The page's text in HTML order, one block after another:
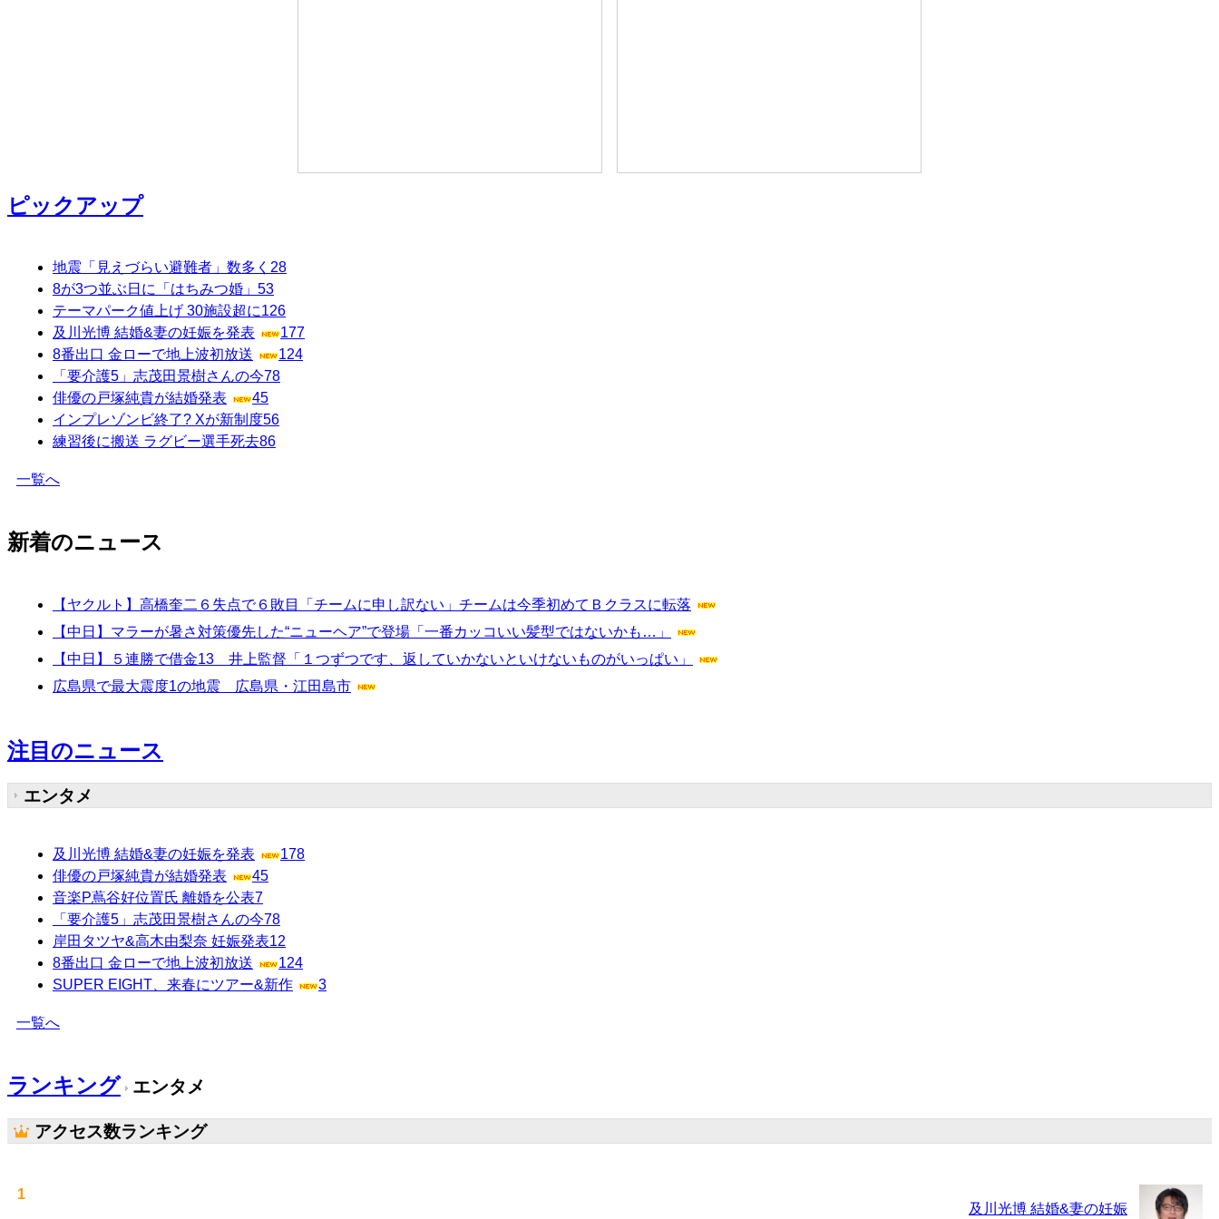
ピックアップ
地震「見えづらい避難者」数多く 28
8が3つ並ぶ日に「はちみつ婚」 53
テーマパーク値上げ 30施設超に126
及川光博 結婚&妻の妊娠を発表
177
8番出口 金ローで地上波初放送
124
「要介護5」志茂田景樹さんの今78
俳優の戸塚純貴が結婚発表
45
インプレゾンビ終了? Xが新制度56
練習後に搬送 ラグビー選手死去86
一覧へ
新着のニュース
【ヤクルト】高橋奎二６失点で６敗目「チームに申し訳ない」チームは今季初めてＢクラスに転落
【中日】マラーが暑さ対策優先した“ニューヘア”で登場「一番カッコいい髪型ではないかも…」
【中日】５連勝で借金13 井上監督「１つずつです、返していかないといけないものがいっぱい」
広島県で最大震度1の地震 広島県・江田島市
注目のニュース
エンタメ
及川光博 結婚&妻の妊娠を発表
178
俳優の戸塚純貴が結婚発表
45
音楽P蔦谷好位置氏 離婚を公表7
「要介護5」志茂田景樹さんの今78
岸田タツヤ&高木由梨奈 妊娠発表12
8番出口 金ローで地上波初放送
124
SUPER EIGHT、来春にツアー&新作
3
一覧へ
ランキング エンタメ
アクセス数ランキング
1
及川光博 結婚&妻の妊娠